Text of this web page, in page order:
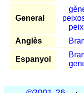
General
Anglès
Espanyol